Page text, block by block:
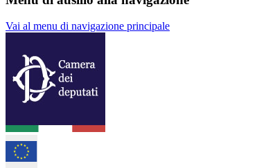
Vai al menu di navigazione principale